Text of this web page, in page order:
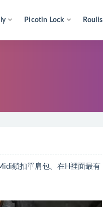
Picotin Lock Roulis
鎖扣單肩包。在H裡面最有